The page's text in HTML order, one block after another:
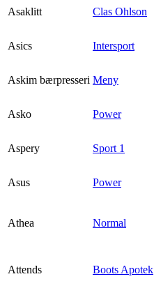
Asaklitt Clas Ohlson
Asics Intersport
Askim bærpresseri Meny
Asko Power
Aspery
Sport 1
Asus Power
Athea Normal
Attends Boots Apotek